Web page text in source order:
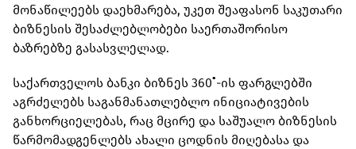
მონაწილეებს დაეხმარება, უკეთ შეაფასონ საკუთარი
ბიზნესის შესაძლებლობები საერთაშორისო
ბაზრებზე გასასვლელად.
საქართველოს ბანკი ბიზნეს 360˚-ის ფარგლებში
აგრძელებს საგანმანათლებლო ინიციატივების
განხორციელებას, რაც მცირე და საშუალო ბიზნესის
წარმომადგენლებს ახალი ცოდნის მიღებასა და